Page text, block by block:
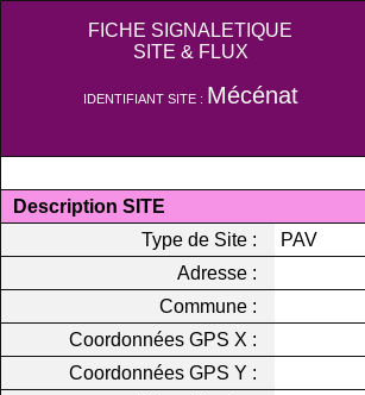
FICHE SIGNALETIQUE
SITE & FLUX
IDENTIFIANT SITE : Mécénat
Description SITE
Type de Site :
PAV
Adresse :
Commune :
Coordonnées GPS X :
Coordonnées GPS Y :